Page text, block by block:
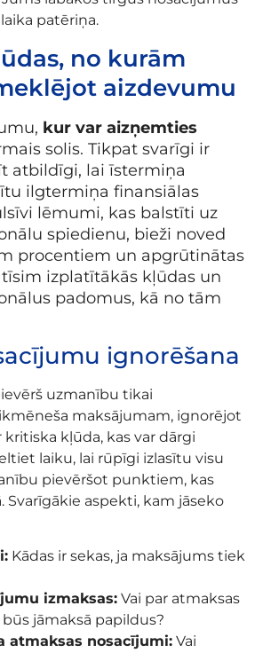
patēriņa.
no kurām
aizdevumu
kur var aizņemties
solis. Tikpat svarīgi ir
atbildīgi, lai īstermiņa
ilgtermiņa finansiālas
lēmumi, kas balstīti uz
spiedienu, bieži noved
procentiem un apgrūtinātas
izplatītākās kļūdas un
padomus, kā no tām
ignorēšana
uzmanību tikai
maksājumam, ignorējot
kritiska kļūda, kas var dārgi
laiku, lai rūpīgi izlasītu visu
pievēršot punktiem, kas
Svarīgākie aspekti, kam jāseko
Kādas ir sekas, ja maksājums tiek
izmaksas: Vai par atmaksas
jāmaksā papildus?
atmaksas nosacījumi: Vai